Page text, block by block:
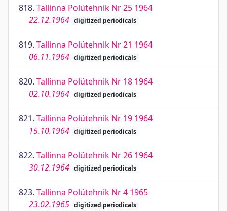
818. Tallinna Polütehnik Nr 25 1964
22.12.1964 digitized periodicals
819. Tallinna Polütehnik Nr 21 1964
06.11.1964 digitized periodicals
820. Tallinna Polütehnik Nr 18 1964
02.10.1964 digitized periodicals
821. Tallinna Polütehnik Nr 19 1964
15.10.1964 digitized periodicals
822. Tallinna Polütehnik Nr 26 1964
30.12.1964 digitized periodicals
823. Tallinna Polütehnik Nr 4 1965
23.02.1965 digitized periodicals